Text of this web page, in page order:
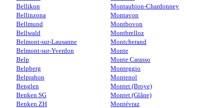
Bellikon
Bellinzona
Bellmund
Bellwald
Belmont-sur-Lausanne
Belmont-sur-Yverdon
Belp
Belpberg
Belprahon
Benglen
Benken SG
Benken ZH
Montaubion-Chardonney
Montavon
Montbovon
Montbrelloz
Montcherand
Monte
Monte Carasso
Monteggio
Montenol
Montet (Broye)
Montet (Glâne)
Montévraz